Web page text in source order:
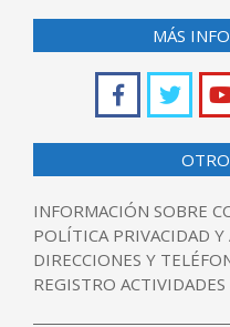
MÁS
INFORMACIÓN SOBRE
POLÍTICA PRIVACIDAD Y
DIRECCIONES Y
REGISTRO